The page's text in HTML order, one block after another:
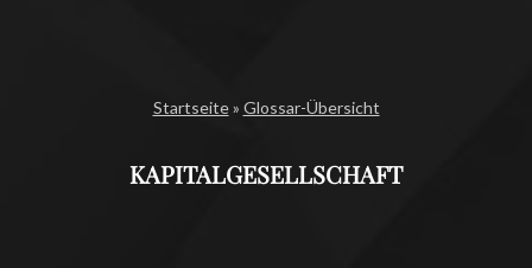
Startseite» Glossar-Übersicht
KAPITALGESELLSCHAFT